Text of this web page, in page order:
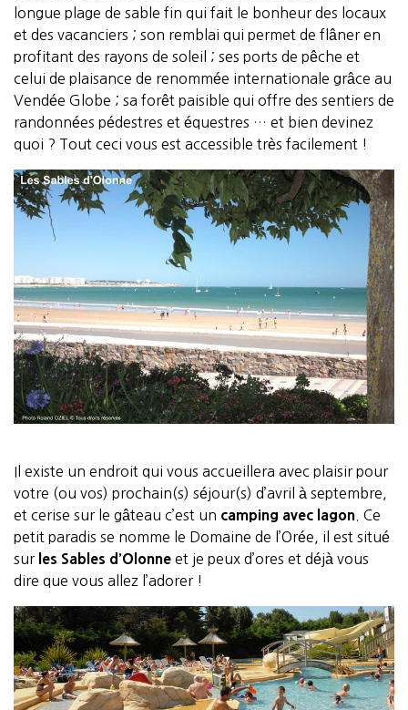
longue plage de sable fin qui fait le bonheur des locaux
et des vacanciers ; son remblai qui permet de flâner en
profitant des rayons de soleil ; ses ports de pêche et
celui de plaisance de renommée internationale grâce au
Vendée Globe ; sa forêt paisible qui offre des sentiers de
randonnées pédestres et équestres … et bien devinez
quoi ? Tout ceci vous est accessible très facilement !
Il existe un endroit qui vous accueillera avec plaisir pour
votre (ou vos) prochain(s) séjour(s) d’avril à septembre,
et cerise sur le gâteau c’est un camping avec lagon . Ce
petit paradis se nomme le Domaine de l’Orée, il est situé
surles Sables d’Olonne et je peux d’ores et déjà vous
dire que vous allez l’adorer !